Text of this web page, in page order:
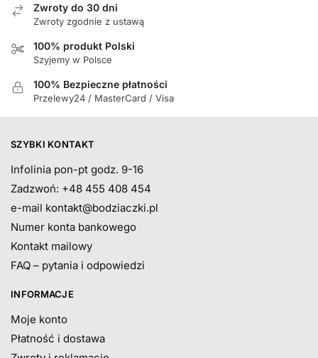
Zwroty do 30 dni
Zwroty zgodnie z ustawą
100% produkt Polski
Szyjemy w Polsce
100% Bezpieczne płatności
Przelewy24 / MasterCard / Visa
SZYBKI KONTAKT
Infolinia pon-pt godz. 9-16
Zadzwoń: +48 455 408 454
e-mail kontakt@bodziaczki.pl
Numer konta bankowego
Kontakt mailowy
FAQ – pytania i odpowiedzi
INFORMACJE
Moje konto
Płatność i dostawa